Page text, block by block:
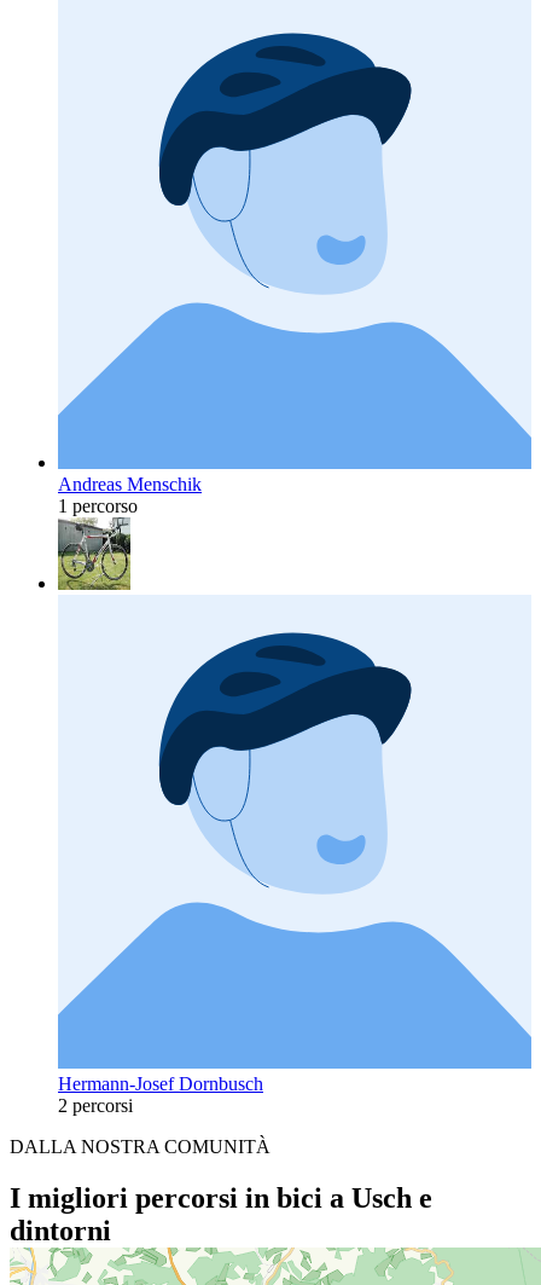
Andreas Menschik
1 percorso
Hermann-Josef Dornbusch
2 percorsi
DALLA NOSTRA COMUNITÀ
I migliori percorsi in bici a Usch e
dintorni